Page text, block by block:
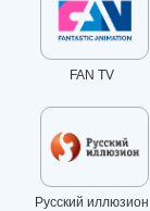
FAN TV
Русский иллюзион